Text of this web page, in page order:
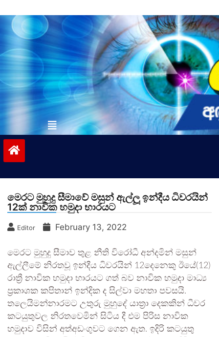
to
contentvinivida.lk
මෙරට මුහුදු සීමාවේ මසුන් ඇල්ලූ ඉන්දීය ධිවරයින්
12ක් නාවික හමුදා භාරයට
Editor February 13, 2022
මෙරට මුහුදු සීමාව තුළ නීති විරෝධී අන්දමින් මසුන්
ඇල්ලීමේ නිරතවූ ඉන්දීය ධිවරයින් 12දෙනෙකු ඊයේ(12)
රාත්‍රී නාවික හමුදා භාරයට ගත් බව නාවික හමුදා මාධ්‍ය
ප්‍රකාශක කපිතාන් ඉන්දික ද සිල්වා මහතා පවසයි.
තලෙයිමන්නාරමට උතුරු මුහුදේ යාත්‍රා දෙකකින් ධීවර
කටයුතුවල නිරතවෙමින් සිටිය දී එම පිරිස නාවික
හමුදාව විසින් අත්අඩංගුවට ගෙන ඇත. ඉදිරි කටයුතු